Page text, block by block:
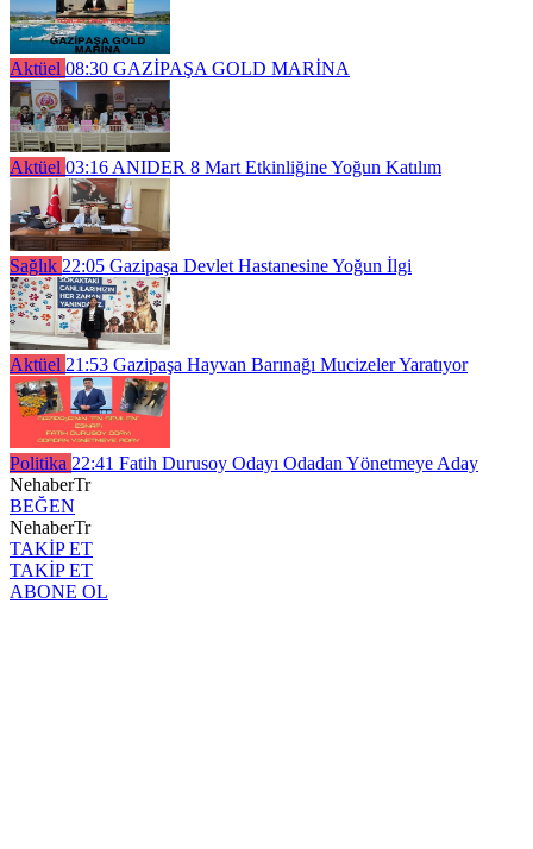
Aktüel 08:30 GAZİPAŞA GOLD MARİNA
Aktüel 03:16 ANIDER 8 Mart Etkinliğine Yoğun Katılım
Sağlık 22:05 Gazipaşa Devlet Hastanesine Yoğun İlgi
Aktüel 21:53 Gazipaşa Hayvan Barınağı Mucizeler Yaratıyor
Politika 22:41 Fatih Durusoy Odayı Odadan Yönetmeye Aday
NehaberTr
BEĞEN
NehaberTr
TAKİP ET
TAKİP ET
ABONE OL